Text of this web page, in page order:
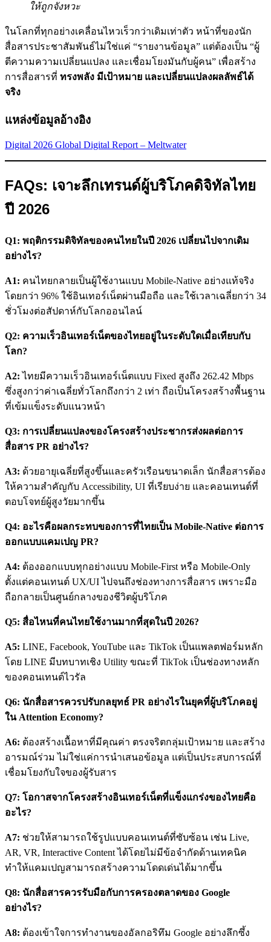
ให้ถูกจังหวะ
ในโลกที่ทุกอย่างเคลื่อนไหวเร็วกว่าเดิมเท่าตัว หน้าที่ของนัก
สื่อสารประชาสัมพันธ์ไม่ใช่แค่ “รายงานข้อมูล” แต่ต้องเป็น “ผู้
ตีความความเปลี่ยนแปลง และเชื่อมโยงมันกับผู้คน” เพื่อสร้าง
การสื่อสารที่ ทรงพลัง มีเป้าหมาย และเปลี่ยนแปลงผลลัพธ์ได้
จริง
แหล่งข้อมูลอ้างอิง
Digital 2026 Global Digital Report – Meltwater
FAQs: เจาะลึกเทรนด์ผู้บริโภคดิจิทัลไทย
ปี 2026
Q1: พฤติกรรมดิจิทัลของคนไทยในปี 2026 เปลี่ยนไปจากเดิม
อย่างไร?
A1: คนไทยกลายเป็นผู้ใช้งานแบบ Mobile-Native อย่างแท้จริง
โดยกว่า 96% ใช้อินเทอร์เน็ตผ่านมือถือ และใช้เวลาเฉลี่ยกว่า 34
ชั่วโมงต่อสัปดาห์กับโลกออนไลน์
Q2: ความเร็วอินเทอร์เน็ตของไทยอยู่ในระดับใดเมื่อเทียบกับ
โลก?
A2: ไทยมีความเร็วอินเทอร์เน็ตแบบ Fixed สูงถึง 262.42 Mbps
ซึ่งสูงกว่าค่าเฉลี่ยทั่วโลกถึงกว่า 2 เท่า ถือเป็นโครงสร้างพื้นฐาน
ที่เข้มแข็งระดับแนวหน้า
Q3: การเปลี่ยนแปลงของโครงสร้างประชากรส่งผลต่อการ
สื่อสาร PR อย่างไร?
A3: ด้วยอายุเฉลี่ยที่สูงขึ้นและครัวเรือนขนาดเล็ก นักสื่อสารต้อง
ให้ความสำคัญกับ Accessibility, UI ที่เรียบง่าย และคอนเทนต์ที่
ตอบโจทย์ผู้สูงวัยมากขึ้น
Q4: อะไรคือผลกระทบของการที่ไทยเป็น Mobile-Native ต่อการ
ออกแบบแคมเปญ PR?
A4: ต้องออกแบบทุกอย่างแบบ Mobile-First หรือ Mobile-Only
ตั้งแต่คอนเทนต์ UX/UI ไปจนถึงช่องทางการสื่อสาร เพราะมือ
ถือกลายเป็นศูนย์กลางของชีวิตผู้บริโภค
Q5: สื่อไหนที่คนไทยใช้งานมากที่สุดในปี 2026?
A5: LINE, Facebook, YouTube และ TikTok เป็นแพลตฟอร์มหลัก
โดย LINE มีบทบาทเชิง Utility ขณะที่ TikTok เป็นช่องทางหลัก
ของคอนเทนต์ไวรัล
Q6: นักสื่อสารควรปรับกลยุทธ์ PR อย่างไรในยุคที่ผู้บริโภคอยู่
ใน Attention Economy?
A6: ต้องสร้างเนื้อหาที่มีคุณค่า ตรงจริตกลุ่มเป้าหมาย และสร้าง
อารมณ์ร่วม ไม่ใช่แค่การนำเสนอข้อมูล แต่เป็นประสบการณ์ที่
เชื่อมโยงกับใจของผู้รับสาร
Q7: โอกาสจากโครงสร้างอินเทอร์เน็ตที่แข็งแกร่งของไทยคือ
อะไร?
A7: ช่วยให้สามารถใช้รูปแบบคอนเทนต์ที่ซับซ้อน เช่น Live,
AR, VR, Interactive Content ได้โดยไม่มีข้อจำกัดด้านเทคนิค
ทำให้แคมเปญสามารถสร้างความโดดเด่นได้มากขึ้น
Q8: นักสื่อสารควรรับมือกับการครองตลาดของ Google
อย่างไร?
A8: ต้องเข้าใจการทำงานของอัลกอริทึม Google อย่างลึกซึ้ง